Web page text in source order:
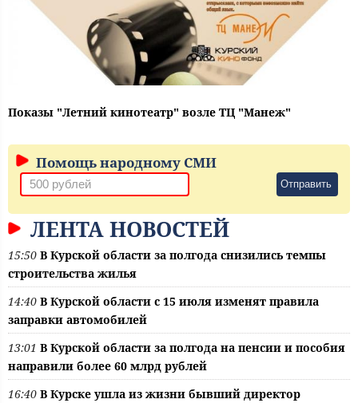
Показы "Летний кинотеатр" возле ТЦ "Манеж"
Помощь народному СМИ
Отправить
ЛЕНТА НОВОСТЕЙ
15:50 В Курской области за полгода снизились темпы
строительства жилья
14:40 В Курской области с 15 июля изменят правила
заправки автомобилей
13:01 В Курской области за полгода на пенсии и пособия
направили более 60 млрд рублей
16:40 В Курске ушла из жизни бывший директор